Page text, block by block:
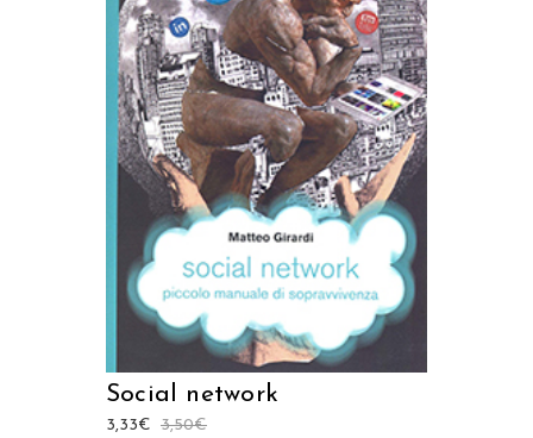
AGGIUNGI AL CARRELLO
Social network
3,50€
3,33€